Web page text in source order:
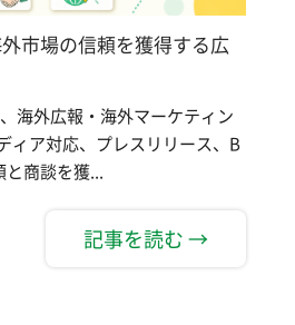
市場の信頼を獲得する広
海外広報・海外マーケティン
ィア対応、プレスリリース、B
商談を獲...
記事を読む →